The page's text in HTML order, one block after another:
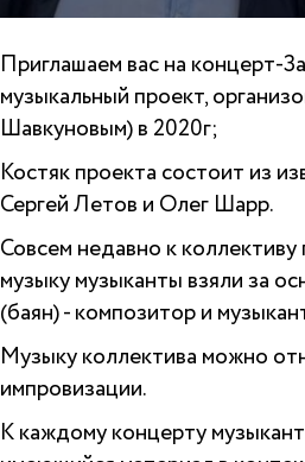
Приглашаем вас на концерт-
музыкальный проект,
Шавкуновым) в 2020г;
Костяк проекта состоит из
Сергей Летов и Олег Шарр.
Совсем недавно к
музыку музыканты взяли за
(баян) - композитор и
Музыку коллектива можно
импровизации.
К каждому концерту